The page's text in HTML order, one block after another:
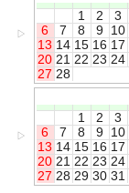
▷
1
2 3
6
7 8 9 10
13 14 15 16 17
20 21 22 23 24
27 28
▷
1
2 3
6
7 8 9 10
13 14 15 16 17
20 21 22 23 24
27 28 29 30 31